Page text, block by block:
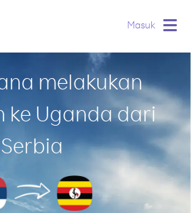
Masuk
melakukan
ke Uganda dari
Serbia